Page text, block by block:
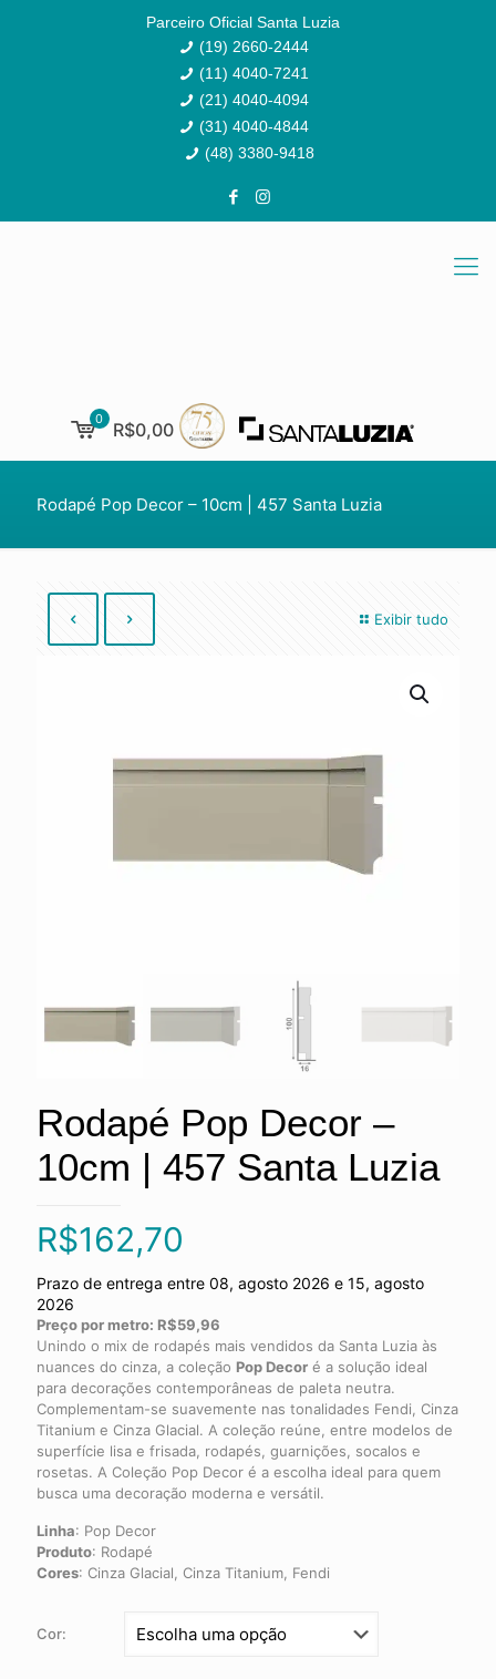
Parceiro Oficial Santa Luzia
(19) 2660-2444
(11) 4040-7241
(21) 4040-4094
(31) 4040-4844
(48) 3380-9418
0 R$0,00
Rodapé Pop Decor – 10cm | 457 Santa Luzia
Exibir tudo
Rodapé Pop Decor –
10cm | 457 Santa Luzia
R$162,70
Prazo de entrega entre 08, agosto 2026 e 15, agosto
2026
Preço por metro: R$59,96
Unindo o mix de rodapés mais vendidos da Santa Luzia às
nuances do cinza, a coleção Pop Decor é a solução ideal
para decorações contemporâneas de paleta neutra.
Complementam-se suavemente nas tonalidades Fendi, Cinza
Titanium e Cinza Glacial. A coleção reúne, entre modelos de
superfície lisa e frisada, rodapés, guarnições, socalos e
rosetas. A Coleção Pop Decor é a escolha ideal para quem
busca uma decoração moderna e versátil.
Linha: Pop Decor
Produto: Rodapé
Cores: Cinza Glacial, Cinza Titanium, Fendi
Cor: